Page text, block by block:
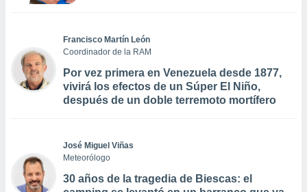
Francisco Martín León
Coordinador de la RAM
Por vez primera en Venezuela desde 1877,
vivirá los efectos de un Súper El Niño,
después de un doble terremoto mortífero
José Miguel Viñas
Meteorólogo
30 años de la tragedia de Biescas: el